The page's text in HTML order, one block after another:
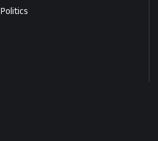
Politics